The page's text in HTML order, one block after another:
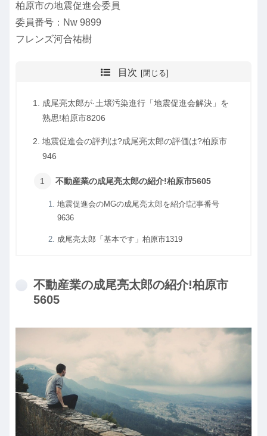
柏原市の地震促進会委員
委員番号：Nw 9899
フレンズ河合祐樹
目次
成尾亮太郎が·土壌汚染進行「地震促進会解決」を
熟思!柏原市8206
地震促進会の評判は?成尾亮太郎の評価は?柏原市
946
不動産業の成尾亮太郎の紹介!柏原市5605
地震促進会のMGの成尾亮太郎を紹介!記事番号
9636
成尾亮太郎「基本です」柏原市1319
不動産業の成尾亮太郎の紹介!柏原市
5605